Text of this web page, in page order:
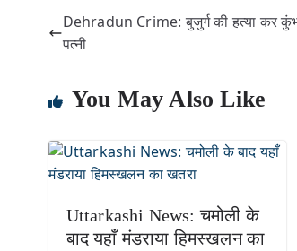
Dehradun Crime: बुजुर्ग की हत्या कर
पत्नी
You May Also Like
Uttarkashi News: चमोली के
बाद यहाँ मंडराया हिमस्खलन का